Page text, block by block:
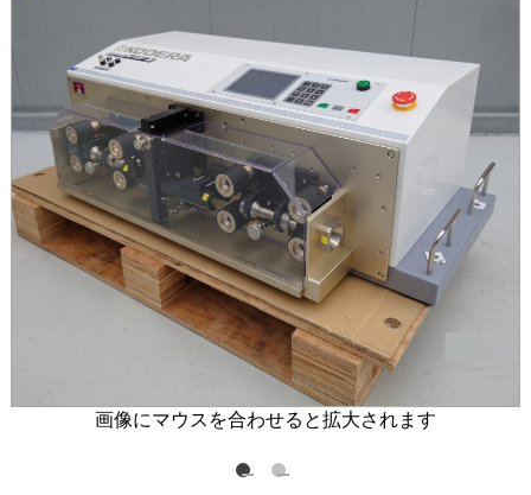
画像にマウスを合わせると拡大されます